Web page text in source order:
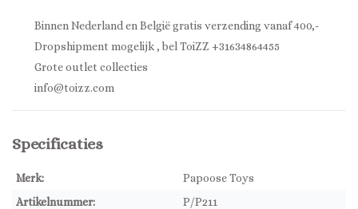
Binnen Nederland en België gratis verzending vanaf 400,-
Dropshipment mogelijk , bel ToiZZ +31634864455
Grote outlet collecties
info@toizz.com
Specificaties
Merk:
Papoose Toys
Artikelnummer:
P/P211